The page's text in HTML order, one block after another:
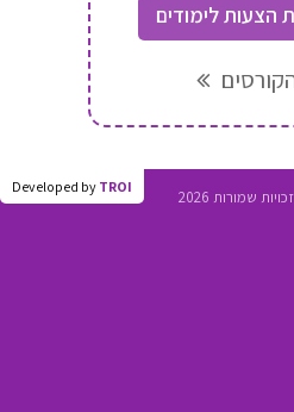
הצעות לימודים
Developed by TROI